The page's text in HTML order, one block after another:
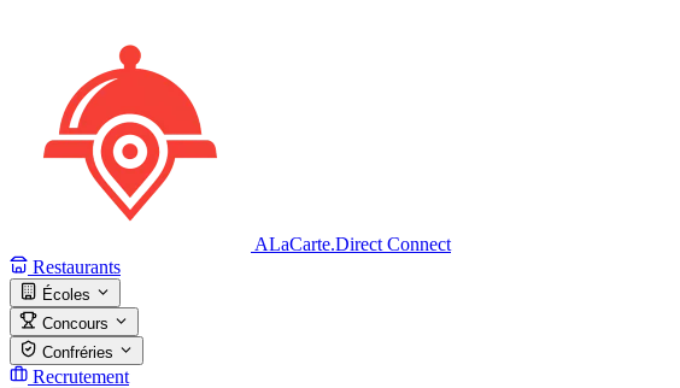
ALaCarte.Direct Connect
Restaurants
Écoles
Concours
Confréries
Recrutement